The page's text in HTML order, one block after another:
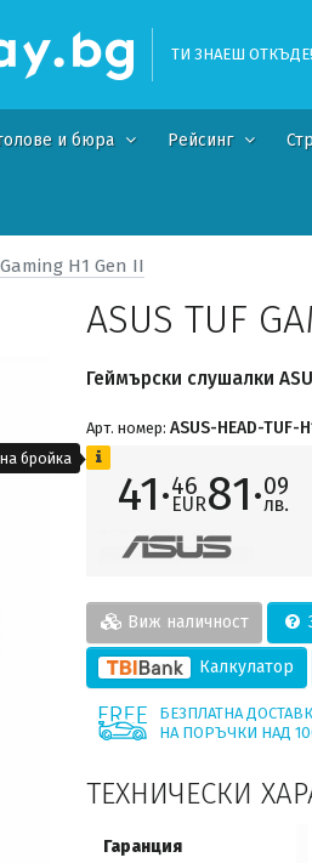
ТИ ЗНАЕШ ОТКЪДЕ!
и бюра Рейсинг
H1 Gen II
ASUS TUF
Геймърски слушалки
Арт. номер: ASUS-HEAD-TUF-
41·46
EUR81·09
лв.
Виж наличност
Калкулатор
БЕЗПЛАТНА
НА ПОРЪЧКИ НАД
ТЕХНИЧЕСКИ
Гаранция
бройка